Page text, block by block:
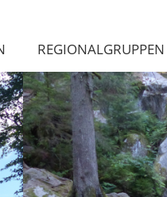
REGIONALGRUPPEN